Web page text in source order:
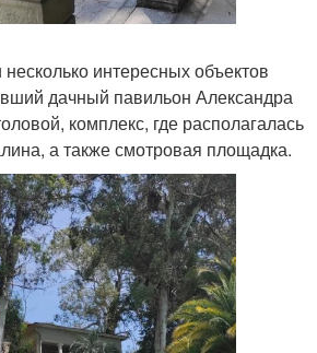
интересных объектов
дачный павильон Александра
комплекс, где располагалась
а также смотровая площадка.